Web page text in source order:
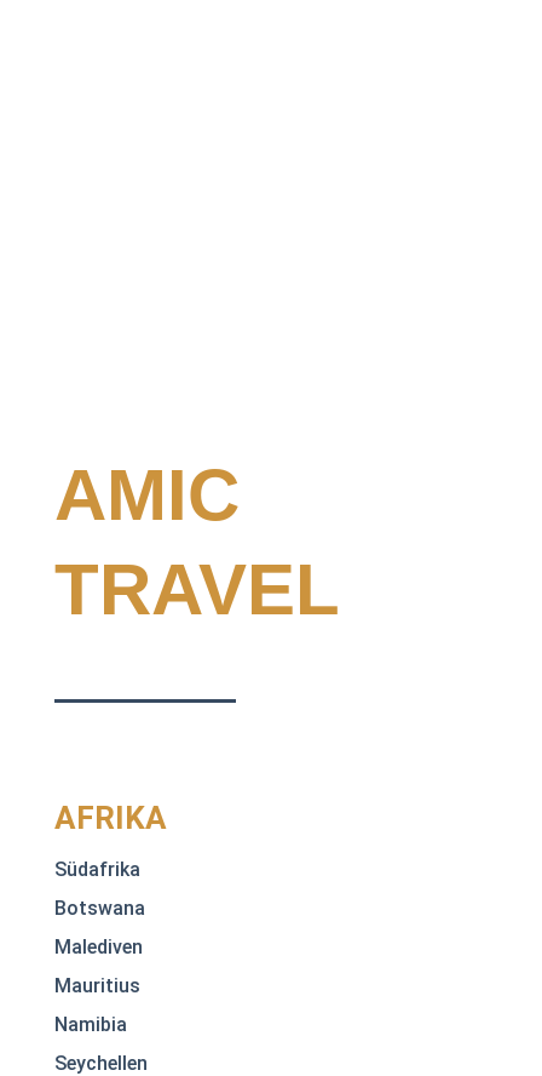
AMIC
TRAVEL
AFRIKA
Südafrika
Botswana
Malediven
Mauritius
Namibia
Seychellen